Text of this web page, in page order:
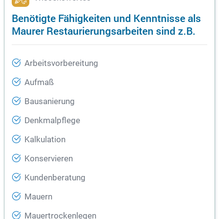
Benötigte Fähigkeiten und Kenntnisse als
Maurer Restaurierungsarbeiten sind z.B.
Arbeitsvorbereitung
Aufmaß
Bausanierung
Denkmalpflege
Kalkulation
Konservieren
Kundenberatung
Mauern
Mauertrockenlegen